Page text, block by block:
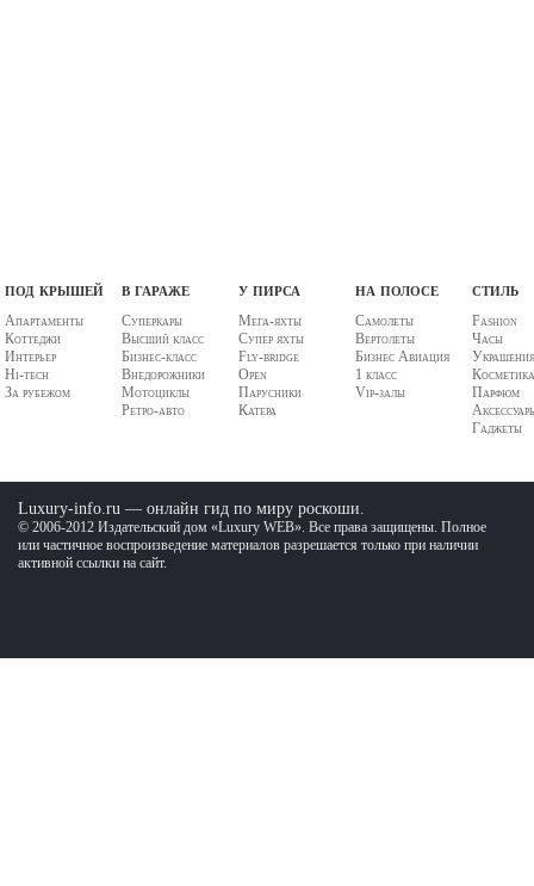
под крышей
Апартаменты
Коттеджи
Интерьер
Hi-tech
За рубежом
в гараже
Суперкары
Высший класс
Бизнес-класс
Внедорожники
Мотоциклы
Ретро-авто
у пирса
Мега-яхты
Супер яхты
Fly-bridge
Open
Парусники
Катера
на полосе
Самолеты
Вертолеты
Бизнес Авиация
1 класс
Vip-залы
стиль
Fashion
Часы
Парфюм
Гаджеты
Luxury-info.ru — онлайн гид по миру роскоши.
© 2006-2012 Издательский дом «Luxury WEB». Все права защищены. Полное
или частичное воспроизведение материалов разрешается только при наличии
активной ссылки на сайт.